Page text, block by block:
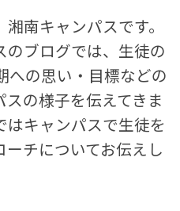
南キャンパスです。
ブログでは、生徒の
への思い・目標などの
の様子を伝えてきま
はキャンパスで生徒を
チについてお伝えし